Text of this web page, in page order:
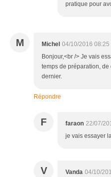
pratique pour
M Michel 04/10/2016 08:25
Bonjour,<br /> Je vais
temps de préparation,
dernier.
Répondre
F faraon 22/07/
je vais essayer
V Vanda 04/10/